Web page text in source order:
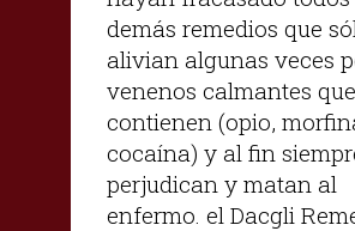
demás remedios que
alivian algunas veces
venenos calmantes que
contienen (opio,
cocaína) y al fin
perjudican y matan al
enfermo. el Dacgli